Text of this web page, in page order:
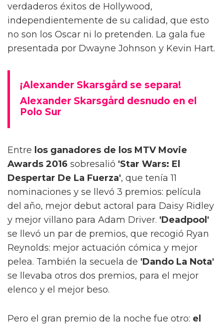
verdaderos éxitos de Hollywood,
independientemente de su calidad, que esto
no son los Oscar ni lo pretenden. La gala fue
presentada por Dwayne Johnson y Kevin Hart.
¡Alexander Skarsgård se separa!
Alexander Skarsgård desnudo en el
Polo Sur
Entre los ganadores de los MTV Movie
Awards 2016 sobresalió 'Star Wars: El
Despertar De La Fuerza', que tenía 11
nominaciones y se llevó 3 premios: película
del año, mejor debut actoral para Daisy Ridley
y mejor villano para Adam Driver. 'Deadpool'
se llevó un par de premios, que recogió Ryan
Reynolds: mejor actuación cómica y mejor
pelea. También la secuela de 'Dando La Nota'
se llevaba otros dos premios, para el mejor
elenco y el mejor beso.
Pero el gran premio de la noche fue otro: el